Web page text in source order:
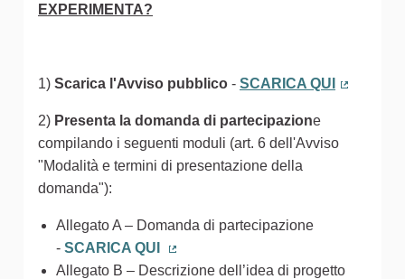
EXPERIMENTA?
1) Scarica l'Avviso pubblico - SCARICA QUI
2) Presenta la domanda di partecipazione
compilando i seguenti moduli (art. 6 dell'Avviso
"Modalità e termini di presentazione della
domanda"):
Allegato A – Domanda di partecipazione
- SCARICA QUI
(Collegamento esterno)
Allegato B – Descrizione dell’idea di progetto